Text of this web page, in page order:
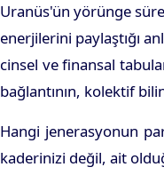
Uranüs'ün yörünge
enerjilerini paylaştığı
cinsel ve finansal
bağlantının, kolektif
Hangi jenerasyonun
kaderinizi değil, ait